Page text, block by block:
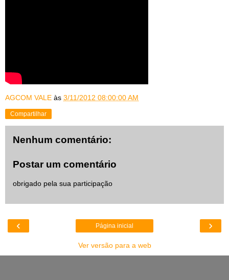
AGCOM VALE às 3/11/2012 08:00:00 AM
Compartilhar
Nenhum comentário:
Postar um comentário
obrigado pela sua participação
‹ ›
Página inicial
Ver versão para a web